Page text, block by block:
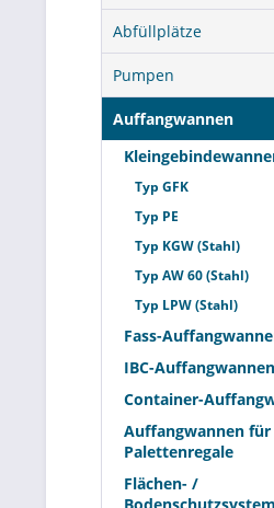
Abfüllplätze
Pumpen
Auffangwannen
Typ GFK
Typ PE
Typ KGW (Stahl)
Typ AW 60 (Stahl)
Typ LPW (Stahl)
Fass-
IBC-Auffangwannen
Container-
Auffangwannen für
Palettenregale
Flächen- /